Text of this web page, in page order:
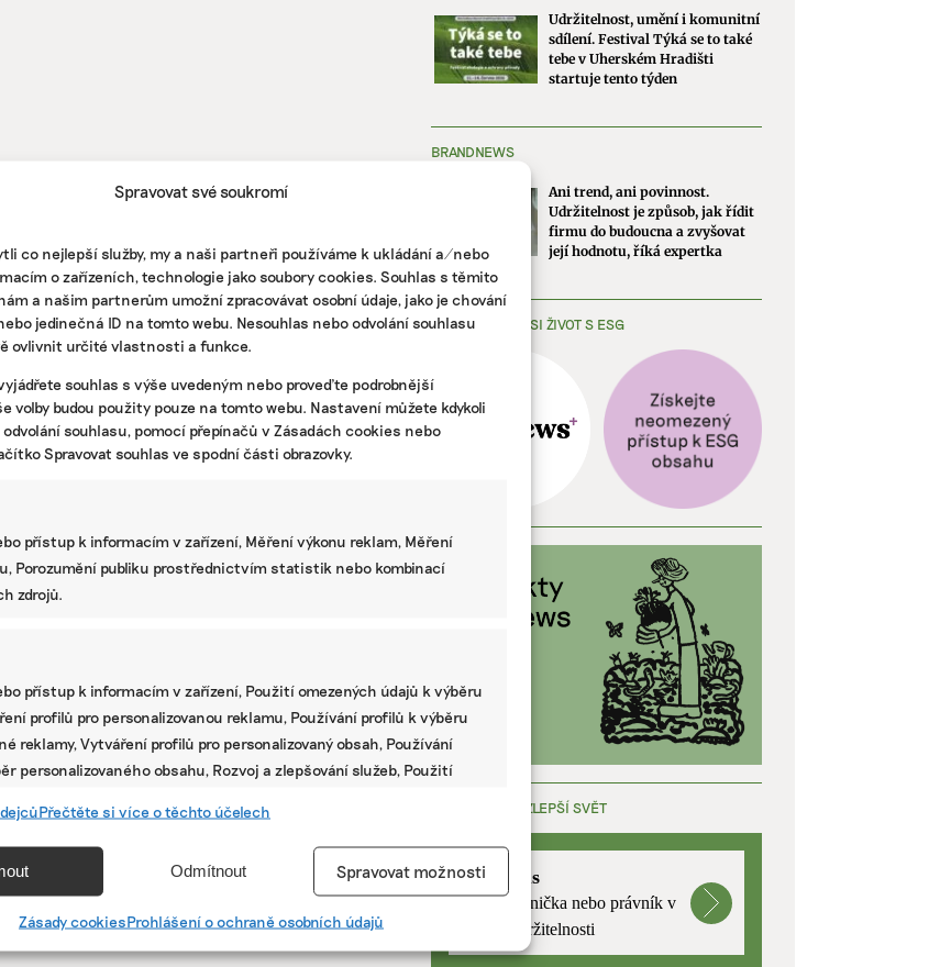
Spravovat své soukromí
co nejlepší služby, my a naši partneři používáme k ukládání a/nebo
o zařízeních, technologie jako soubory cookies. Souhlas s těmito
a našim partnerům umožní zpracovávat osobní údaje, jako je chování
jedinečná ID na tomto webu. Nesouhlas nebo odvolání souhlasu
ovlivnit určité vlastnosti a funkce.
souhlas s výše uvedeným nebo proveďte podrobnější
volby budou použity pouze na tomto webu. Nastavení můžete kdykoli
souhlasu, pomocí přepínačů v Zásadách cookies nebo
Spravovat souhlas ve spodní části obrazovky.
přístup k informacím v zařízení, Měření výkonu reklam, Měření
Porozumění publiku prostřednictvím statistik nebo kombinací
zdrojů.
přístup k informacím v zařízení, Použití omezených údajů k výběru
profilů pro personalizovanou reklamu, Používání profilů k výběru
reklamy, Vytváření profilů pro personalizovaný obsah, Používání
personalizovaného obsahu, Rozvoj a zlepšování služeb, Použití
údajů z jiných zdrojů údajů, Propojení různých
zařízení na základě automaticky přenášených
Přečtěte si více o těchto účelech
Odmítnout Spravovat možnosti
Zásady cookiesProhlášení o ochraně osobních údajů
Udržitelnost, umění i komunitní
sdílení. Festival Týká se to také
tebe v Uherském Hradišti
startuje tento týden
BRANDNEWS
Ani trend, ani povinnost.
Udržitelnost je způsob, jak řídit
firmu do budoucna a zvyšovat
její hodnotu, říká expertka
ZJEDNODUŠTE SI ŽIVOT S ESG
PRÁCE, KTERÁ ZLEPŠÍ SVĚT
mutualus
Stáž: právnička nebo právník v
oblasti udržitelnosti